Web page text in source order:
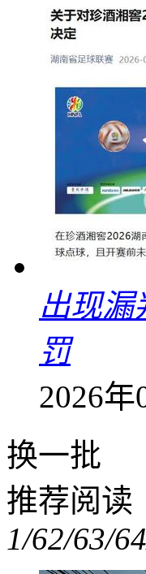
出现漏
罚
2026年
换一批
推荐阅读
1/62/63/6